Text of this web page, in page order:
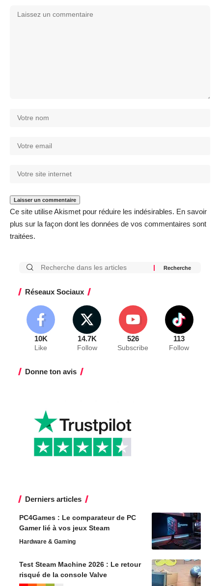
Ce site utilise Akismet pour réduire les indésirables. En savoir
plus sur la façon dont les données de vos commentaires sont
traitées.
Réseaux Sociaux
10K
Like
14.7K
Follow
526
Subscribe
113
Follow
Donne ton avis
Derniers articles
PC4Games : Le comparateur de PC
Gamer lié à vos jeux Steam
Hardware & Gaming
Test Steam Machine 2026 : Le retour
risqué de la console Valve